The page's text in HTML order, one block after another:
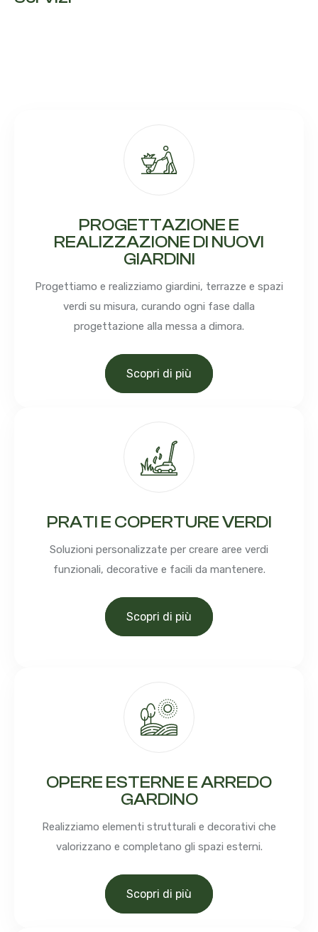
PROGETTAZIONE E
REALIZZAZIONE DI NUOVI
GIARDINI
Progettiamo e realizziamo giardini, terrazze e spazi
verdi su misura, curando ogni fase dalla
progettazione alla messa a dimora.
Scopri di più
PRATI E COPERTURE VERDI
Soluzioni personalizzate per creare aree verdi
funzionali, decorative e facili da mantenere.
Scopri di più
OPERE ESTERNE E ARREDO
GARDINO
Realizziamo elementi strutturali e decorativi che
valorizzano e completano gli spazi esterni.
Scopri di più